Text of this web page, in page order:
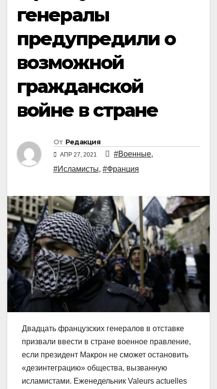
генералы
предупредили о
возможной
гражданской
войне в стране
От Редакция
АПР 27, 2021 #Военные,
#Исламисты, #Франция
Двадцать французских генералов в отставке
призвали ввести в стране военное правление,
если президент Макрон не сможет остановить
«дезинтеграцию» общества, вызванную
исламистами. Еженедельник Valeurs actuelles